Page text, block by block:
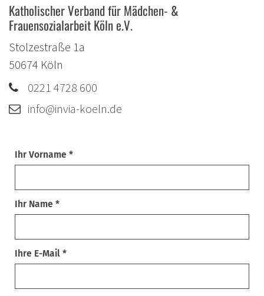
Ihr Vorname *
Ihr Name *
Ihre E-Mail *
Katholischer Verband für Mädchen- &
Frauensozialarbeit Köln e.V.
Stolzestraße 1a
50674 Köln
0221 4728 600
info@invia-koeln.de